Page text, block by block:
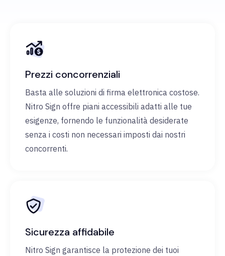
Prezzi concorrenziali
Basta alle soluzioni di firma elettronica costose.
Nitro Sign offre piani accessibili adatti alle tue
esigenze, fornendo le funzionalità desiderate
senza i costi non necessari imposti dai nostri
concorrenti.
Sicurezza affidabile
Nitro Sign garantisce la protezione dei tuoi